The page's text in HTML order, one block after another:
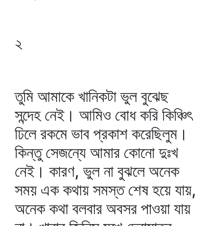
২
তুমি আমাকে খানিকটা ভুল বুঝেছ
সন্দেহ নেই। আমিও বোধ করি কিঞ্চিৎ
ঢিলে রকমে ভাব প্রকাশ করেছিলুম।
কিন্তু সেজন্যে আমার কোনো দুঃখ
নেই। কারণ, ভুল না বুঝলে অনেক
সময় এক কথায় সমস্ত শেষ হয়ে যায়,
অনেক কথা বলবার অবসর পাওয়া যায়